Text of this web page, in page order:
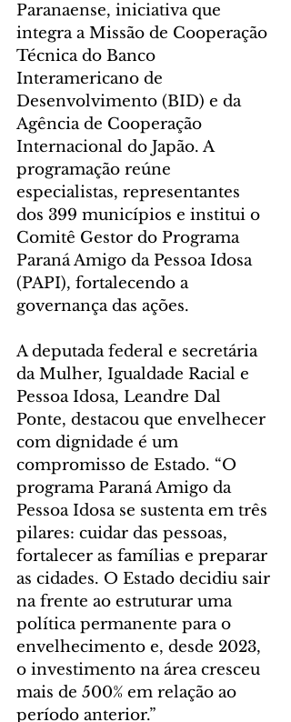
Paranaense, iniciativa que
integra a Missão de Cooperação
Técnica do Banco
Interamericano de
Desenvolvimento (BID) e da
Agência de Cooperação
Internacional do Japão. A
programação reúne
especialistas, representantes
dos 399 municípios e institui o
Comitê Gestor do Programa
Paraná Amigo da Pessoa Idosa
(PAPI), fortalecendo a
governança das ações.
A deputada federal e secretária
da Mulher, Igualdade Racial e
Pessoa Idosa, Leandre Dal
Ponte, destacou que envelhecer
com dignidade é um
compromisso de Estado. “O
programa Paraná Amigo da
Pessoa Idosa se sustenta em três
pilares: cuidar das pessoas,
fortalecer as famílias e preparar
as cidades. O Estado decidiu sair
na frente ao estruturar uma
política permanente para o
envelhecimento e, desde 2023,
o investimento na área cresceu
mais de 500% em relação ao
período anterior.”